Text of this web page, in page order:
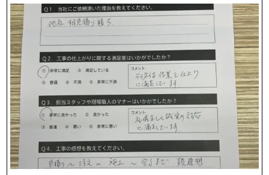
松本市 長野県 外壁塗装
礼儀正しく誠実の対応に満足しています。